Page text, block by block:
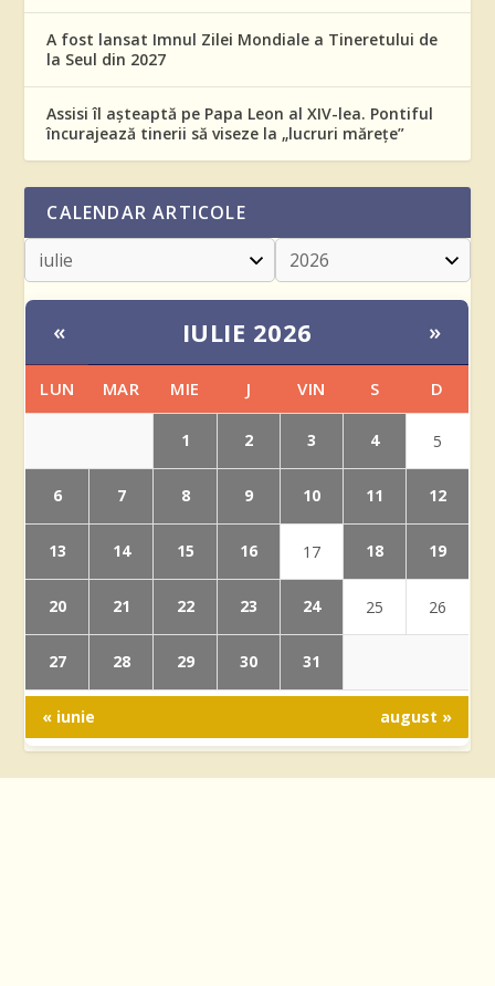
A fost lansat Imnul Zilei Mondiale a Tineretului de
la Seul din 2027
Assisi îl așteaptă pe Papa Leon al XIV-lea. Pontiful
încurajează tinerii să viseze la „lucruri mărețe”
CALENDAR ARTICOLE
« IULIE 2026 »
LUN MAR MIE J VIN S D
1 2 3 4 5
6 7 8 9 10 11 12
13 14 15 16 17 18 19
20 21 22 23 24 25 26
27 28 29 30 31
« iunie august »